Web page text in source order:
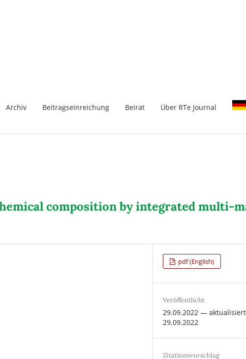
Archiv Beitragseinreichung Beirat Über RTe Journal
composition by integrated multi-
pdf (English)
Veröffentlicht
29.09.2022 —
29.09.2022
Zitationsvorschlag